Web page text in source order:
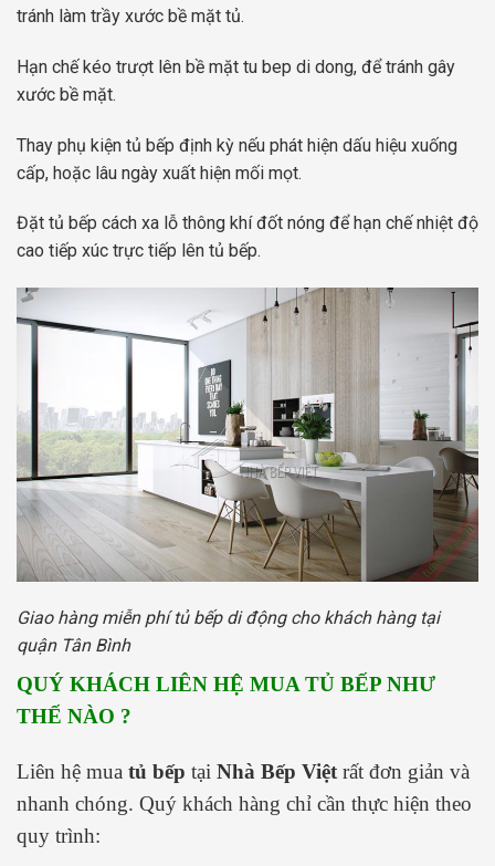
tránh làm trầy xước bề mặt tủ.
Hạn chế kéo trượt lên bề mặt tu bep di dong, để tránh gây
xước bề mặt.
Thay phụ kiện tủ bếp định kỳ nếu phát hiện dấu hiệu xuống
cấp, hoặc lâu ngày xuất hiện mối mọt.
Đặt tủ bếp cách xa lỗ thông khí đốt nóng để hạn chế nhiệt độ
cao tiếp xúc trực tiếp lên tủ bếp.
Giao hàng miễn phí tủ bếp di động cho khách hàng tại
quận Tân Bình
QUÝ KHÁCH LIÊN HỆ MUA TỦ BẾP NHƯ
THẾ NÀO ?
Liên hệ mua tủ bếp tại Nhà Bếp Việt rất đơn giản và
nhanh chóng. Quý khách hàng chỉ cần thực hiện theo
quy trình: